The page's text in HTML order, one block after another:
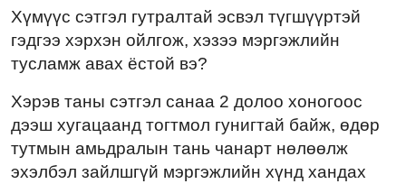
Хүмүүс сэтгэл гутралтай эсвэл түгшүүртэй
гэдгээ хэрхэн ойлгож, хэзээ мэргэжлийн
тусламж авах ёстой вэ?
Хэрэв таны сэтгэл санаа 2 долоо хоногоос
дээш хугацаанд тогтмол гунигтай байж, өдөр
тутмын амьдралын тань чанарт нөлөөлж
эхэлбэл зайлшгүй мэргэжлийн хүнд хандах